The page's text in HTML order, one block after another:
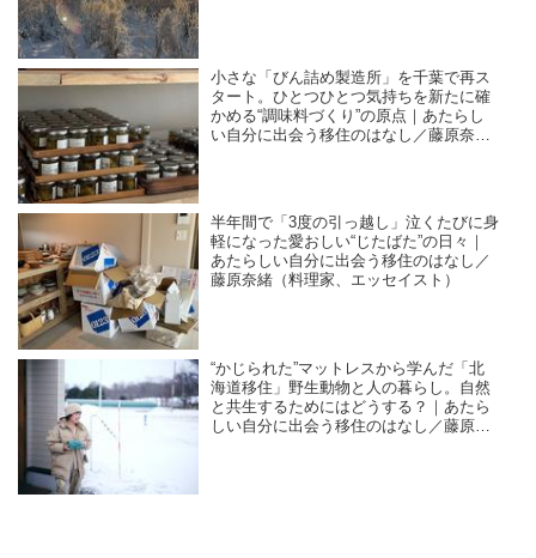
小さな「びん詰め製造所」を千葉で再ス
タート。ひとつひとつ気持ちを新たに確
かめる“調味料づくり”の原点｜あたらし
い自分に出会う移住のはなし／藤原奈緒
半年間で「3度の引っ越し」泣くたびに身
軽になった愛おしい“じたばた”の日々｜
あたらしい自分に出会う移住のはなし／
藤原奈緒（料理家、エッセイスト）
“かじられた”マットレスから学んだ「北
海道移住」野生動物と人の暮らし。自然
と共生するためにはどうする？｜あたら
しい自分に出会う移住のはなし／藤原奈